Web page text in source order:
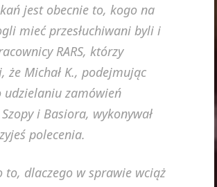
jest obecnie to, kogo na
mieć przesłuchiwani byli i
RARS, którzy
że Michał K., podejmując
udzielaniu zamówień
i Basiora, wykonywał
polecenia.
to, dlaczego w sprawie wciąż